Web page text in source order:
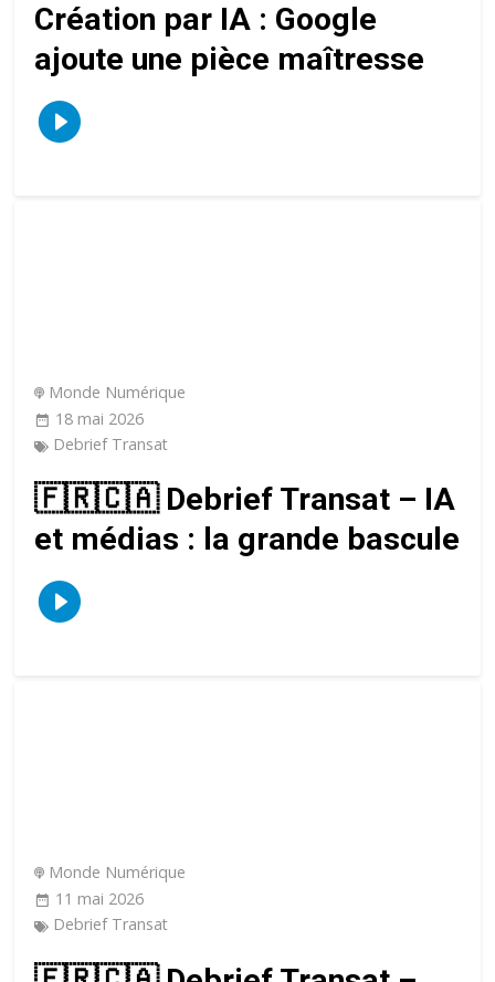
Création par IA : Google
ajoute une pièce maîtresse
Monde Numérique
18 mai 2026
Debrief Transat
🇫🇷🇨🇦 Debrief Transat – IA
et médias : la grande bascule
Monde Numérique
11 mai 2026
Debrief Transat